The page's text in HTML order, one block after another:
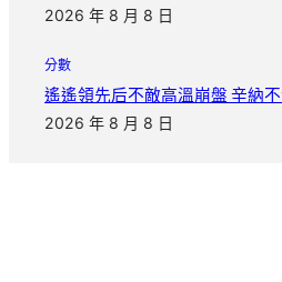
2026 年 8 月 8 日
分數
遙遙領先后不敵高溫崩盤 辛納
2026 年 8 月 8 日